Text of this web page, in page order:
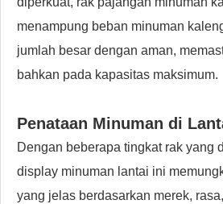
menampung beban minuman
jumlah besar dengan aman,
bahkan pada kapasitas maksimum.
Penataan Minuman di
Dengan beberapa tingkat rak yang
display minuman lantai ini
yang jelas berdasarkan merek,